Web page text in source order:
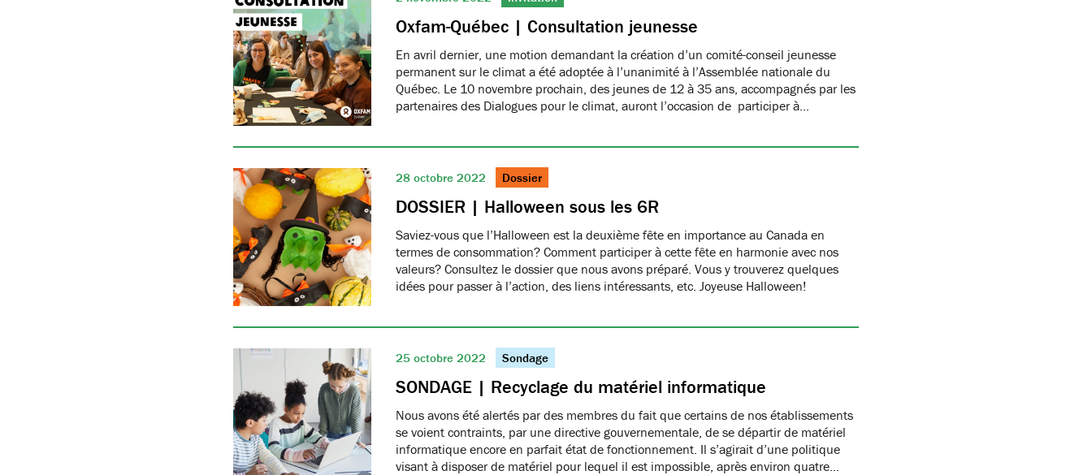
Oxfam-Québec | Consultation jeunesse
En avril dernier, une motion demandant la création d’un comité-conseil jeunesse
permanent sur le climat a été adoptée à l’unanimité à l’Assemblée nationale du
Québec. Le 10 novembre prochain, des jeunes de 12 à 35 ans, accompagnés par les
partenaires des Dialogues pour le climat, auront l’occasion de participer à…
28 octobre 2022 Dossier
DOSSIER | Halloween sous les 6R
Saviez-vous que l’Halloween est la deuxième fête en importance au Canada en
termes de consommation? Comment participer à cette fête en harmonie avec nos
valeurs? Consultez le dossier que nous avons préparé. Vous y trouverez quelques
idées pour passer à l’action, des liens intéressants, etc. Joyeuse Halloween!
25 octobre 2022 Sondage
SONDAGE | Recyclage du matériel informatique
Nous avons été alertés par des membres du fait que certains de nos établissements
se voient contraints, par une directive gouvernementale, de se départir de matériel
informatique encore en parfait état de fonctionnement. Il s’agirait d’une politique
visant à disposer de matériel pour lequel il est impossible, après environ quatre…